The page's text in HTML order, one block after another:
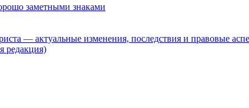
заметными знаками
— актуальные изменения, последствия и правовые
редакция)